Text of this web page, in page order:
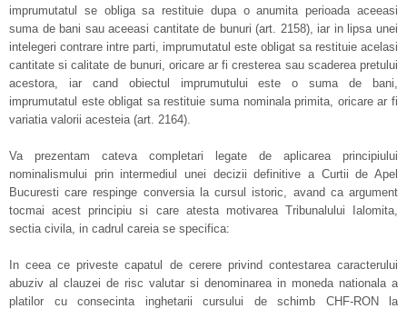
imprumutatul se obliga sa restituie dupa o anumita perioada aceeasi
suma de bani sau aceeasi cantitate de bunuri (art. 2158), iar in lipsa unei
intelegeri contrare intre parti, imprumutatul este obligat sa restituie acelasi
cantitate si calitate de bunuri, oricare ar fi cresterea sau scaderea pretului
acestora, iar cand obiectul imprumutului este o suma de bani,
imprumutatul este obligat sa restituie suma nominala primita, oricare ar fi
variatia valorii acesteia (art. 2164).
Va prezentam cateva completari legate de aplicarea principiului
nominalismului prin intermediul unei decizii definitive a Curtii de Apel
Bucuresti care respinge conversia la cursul istoric, avand ca argument
tocmai acest principiu si care atesta motivarea Tribunalului Ialomita,
sectia civila, in cadrul careia se specifica:
In ceea ce priveste capatul de cerere privind contestarea caracterului
abuziv al clauzei de risc valutar si denominarea in moneda nationala a
platilor cu consecinta inghetarii cursului de schimb CHF-RON la